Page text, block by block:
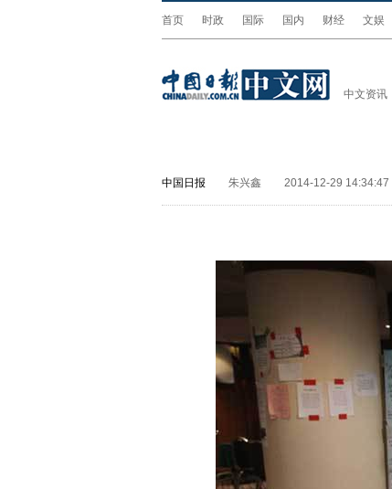
首页 时政 国际 国内 财经 文娱
中文资讯
中国日报 朱兴鑫 2014-12-29 14:34:47